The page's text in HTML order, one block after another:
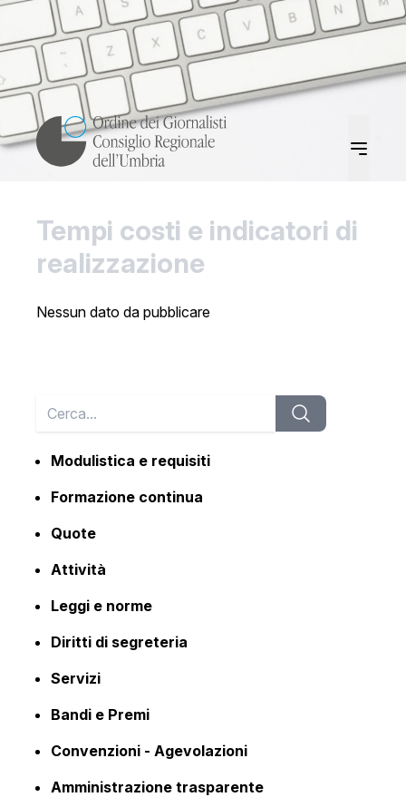
Modulistica e requisiti
Formazione continua
Quote
Attività
Leggi e norme
Diritti di segreteria
Servizi
Bandi e Premi
Convenzioni - Agevolazioni
Amministrazione trasparente
Tempi costi e indicatori di
realizzazione
Nessun dato da pubblicare